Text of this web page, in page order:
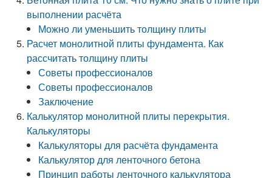
выполнении расчёта
Можно ли уменьшить толщину плиты
Расчет монолитной плиты фундамента. Как
рассчитать толщину плиты
Советы профессионалов
Советы профессионалов
Заключение
Калькулятор монолитной плиты перекрытия.
Калькуляторы
Калькуляторы для расчёта фундамента
Калькулятор для ленточного бетона
Принцип работы ленточного калькулятора